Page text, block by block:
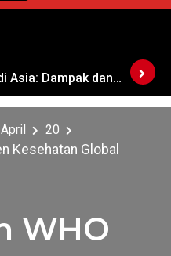
Bencana Alam di Asia: Dampak dan Respon Pemerintah
April 20
Kesehatan Global
WHO